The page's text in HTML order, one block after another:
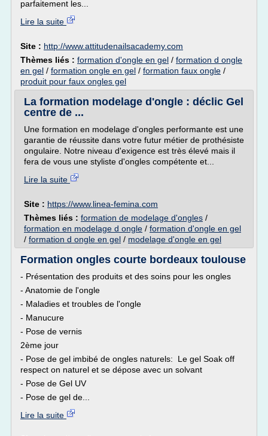
parfaitement les...
Lire la suite
Site : http://www.attitudenailsacademy.com
Thèmes liés : formation d'ongle en gel / formation d ongle
en gel / formation ongle en gel / formation faux ongle /
produit pour faux ongles gel
La formation modelage d'ongle : déclic Gel
centre de ...
Une formation en modelage d'ongles performante est une
garantie de réussite dans votre futur métier de prothésiste
ongulaire. Notre niveau d'exigence est très élevé mais il
fera de vous une styliste d'ongles compétente et...
Lire la suite
Site : https://www.linea-femina.com
Thèmes liés : formation de modelage d'ongles /
formation en modelage d ongle / formation d'ongle en gel
/ formation d ongle en gel / modelage d'ongle en gel
Formation ongles courte bordeaux toulouse
- Présentation des produits et des soins pour les ongles
- Anatomie de l'ongle
- Maladies et troubles de l'ongle
- Manucure
- Pose de vernis
2ème jour
- Pose de gel imbibé de ongles naturels: Le gel Soak off
respect on naturel et se dépose avec un solvant
- Pose de Gel UV
- Pose de gel de...
Lire la suite